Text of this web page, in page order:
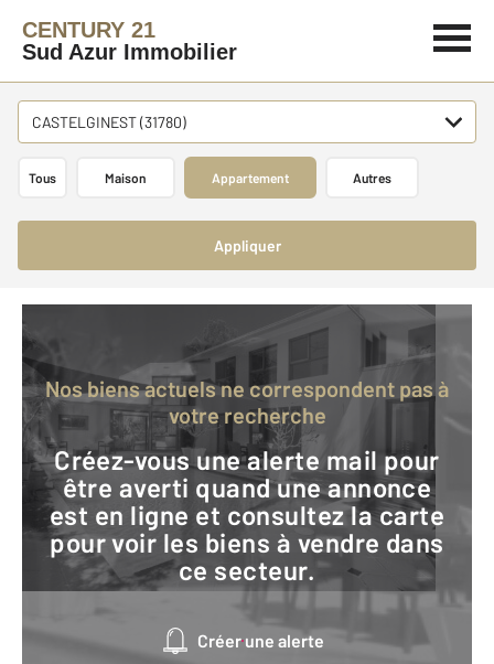
CENTURY 21
Sud Azur Immobilier
CASTELGINEST (31780)
Tous Maison Appartement Autres
Appliquer
Nos biens actuels ne correspondent pas à
votre recherche
Créez-vous une alerte mail pour
être averti quand une annonce
est en ligne et consultez la carte
pour voir les biens à vendre dans
ce secteur.
Créer une alerte